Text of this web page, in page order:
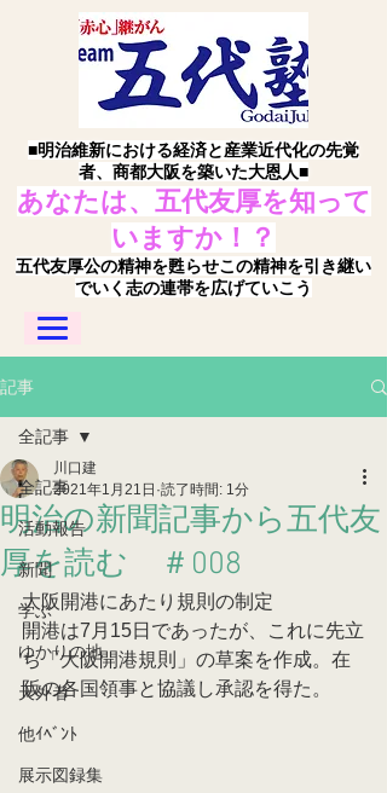
■明治維新における経済と産業近代化の先覚
者、商都大阪を築いた大恩人■
あなたは、五代友厚を知って
いますか！？
五代友厚公の精神を甦らせこの精神を引き継い
でいく志の連帯を広げていこう
記事
全記事
活動報告
新聞
学ぶ
ゆかりの地
天外者
他ｲﾍﾞﾝﾄ
展示図録集
全記事
明治の新聞記事から五代友
厚を読む ＃008
川口建
2021年1月21日 読了時間: 1分
大阪開港にあたり規則の制定
開港は7月15日であったが、これに先立
ち「大阪開港規則」の草案を作成。在
阪の各国領事と協議し承認を得た。